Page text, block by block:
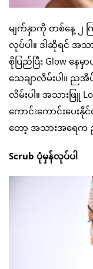
မျက်နှာကို တစ်နေ့ ၂ ကြိ
လုပ်ပါ။ ဒါဆိုရင် အ
စိုပြည်ပြီး Glow နေ
သေချာလိမ်းပါ။ ညအိ
လိမ်းပါ။ အသားဖြူ
ကောင်းကောင်းပေးနို
တော့ အသားအရေက
Scrub ပုံမှန်လုပ်ပါ